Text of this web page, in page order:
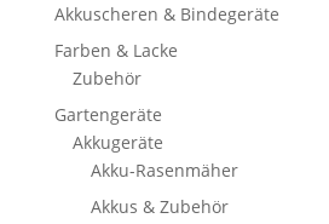
Akkuscheren & Bindegeräte
Farben & Lacke
Zubehör
Gartengeräte
Akkugeräte
Akku-Rasenmäher
Akkus & Zubehör